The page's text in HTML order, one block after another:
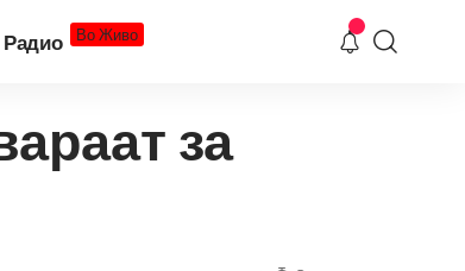
Радио Во Живо
за